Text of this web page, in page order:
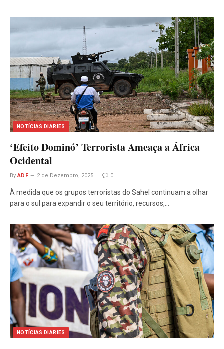
NOTÍCIAS DIARIES
‘Efeito Dominó’ Terrorista Ameaça a África
Ocidental
By ADF 2 de Dezembro, 2025 0
À medida que os grupos terroristas do Sahel continuam a olhar
para o sul para expandir o seu território, recursos,…
NOTÍCIAS DIARIES